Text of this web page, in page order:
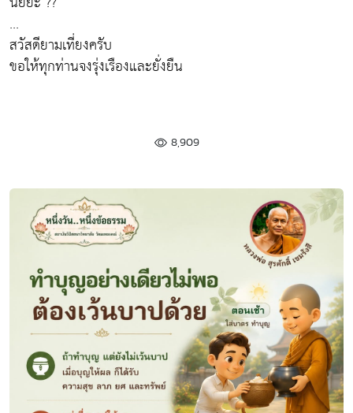
...
สวัสดียามเที่ยงครับ
ขอให้ทุกท่านจงรุ่งเรืองและยั่งยืน
8,909